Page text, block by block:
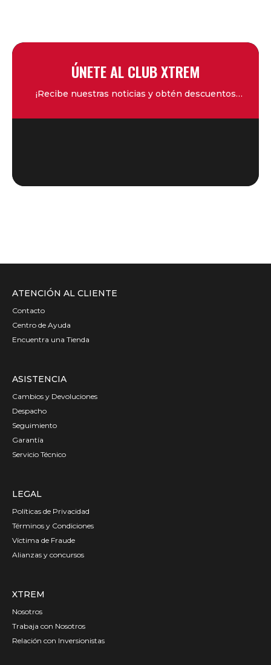
ÚNETE AL CLUB XTREM
¡Recibe nuestras noticias y obtén descuentos
ATENCIÓN AL CLIENTE
Contacto
Centro de Ayuda
Encuentra una Tienda
ASISTENCIA
Cambios y Devoluciones
Despacho
Seguimiento
Garantía
Servicio Técnico
LEGAL
Políticas de Privacidad
Términos y Condiciones
Víctima de Fraude
Alianzas y concursos
XTREM
Nosotros
Trabaja con Nosotros
Relación con Inversionistas